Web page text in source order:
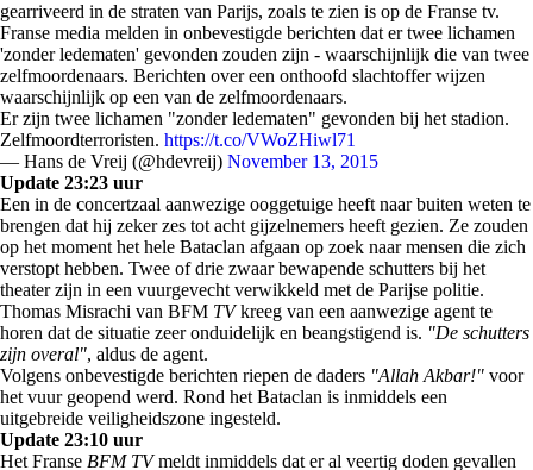
gearriveerd in de straten van Parijs, zoals te zien is op de Franse tv.
Franse media melden in onbevestigde berichten dat er twee lichamen
'zonder ledematen' gevonden zouden zijn - waarschijnlijk die van twee
zelfmoordenaars. Berichten over een onthoofd slachtoffer wijzen
waarschijnlijk op een van de zelfmoordenaars.
Er zijn twee lichamen "zonder ledematen" gevonden bij het stadion.
Zelfmoordterroristen. https://t.co/VWoZHiwl71
— Hans de Vreij (@hdevreij) November 13, 2015
Update 23:23 uur
Een in de concertzaal aanwezige ooggetuige heeft naar buiten weten te
brengen dat hij zeker zes tot acht gijzelnemers heeft gezien. Ze zouden
op het moment het hele Bataclan afgaan op zoek naar mensen die zich
verstopt hebben. Twee of drie zwaar bewapende schutters bij het
theater zijn in een vuurgevecht verwikkeld met de Parijse politie.
Thomas Misrachi van BFM TVkreeg van een aanwezige agent te
horen dat de situatie zeer onduidelijk en beangstigend is. "De schutters
zijn overal", aldus de agent.
Volgens onbevestigde berichten riepen de daders "Allah Akbar!" voor
het vuur geopend werd. Rond het Bataclan is inmiddels een
uitgebreide veiligheidszone ingesteld.
Update 23:10 uur
Het Franse BFM TVmeldt inmiddels dat er al veertig doden gevallen